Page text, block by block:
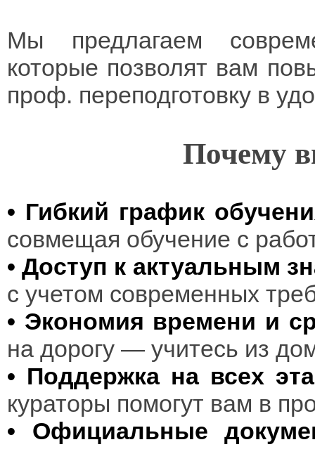
Мы предлагаем
которые позволят вам
проф. переподготовку в
Почему
• Гибкий график
совмещая обучение с
• Доступ к актуальным
с учетом современных
• Экономия времени и
на дорогу — учитесь из
• Поддержка на всех
кураторы помогут вам в
• Официальные